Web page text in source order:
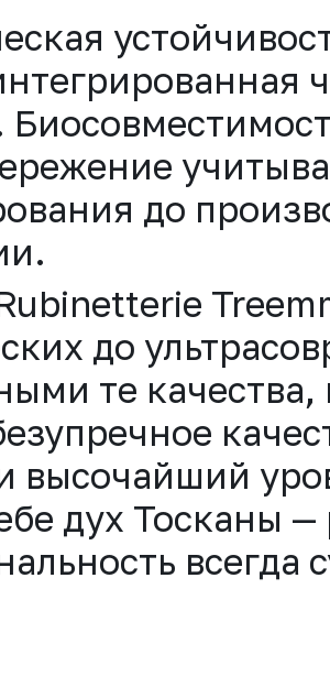
до
до
те качества,
высочайший
дух Тосканы
всегда